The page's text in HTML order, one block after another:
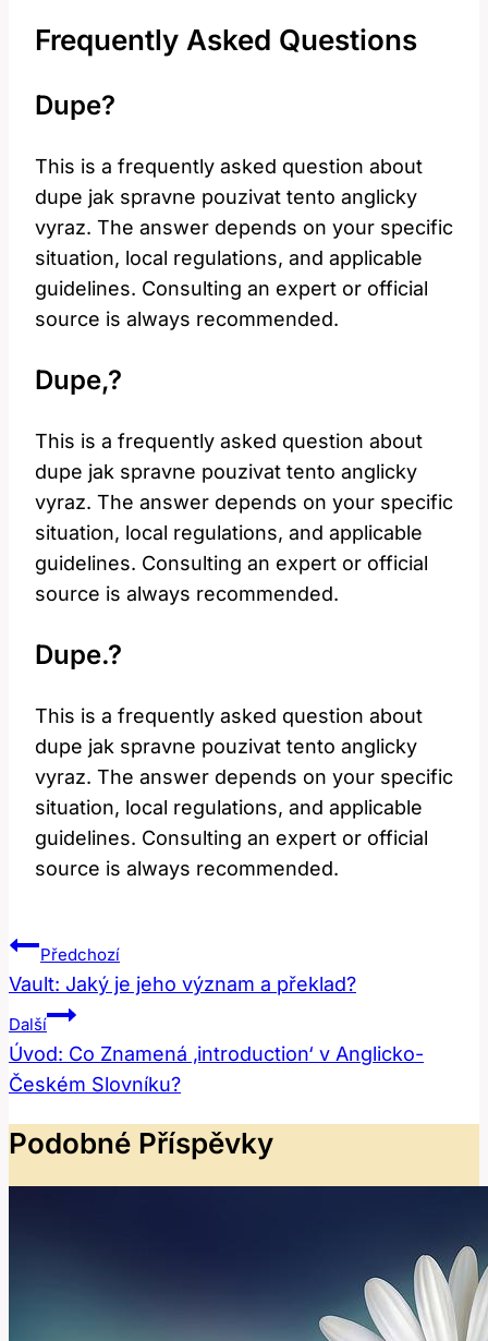
Frequently Asked Questions
Dupe?
This is a frequently asked question about
dupe jak spravne pouzivat tento anglicky
vyraz. The answer depends on your specific
situation, local regulations, and applicable
guidelines. Consulting an expert or official
source is always recommended.
Dupe,?
This is a frequently asked question about
dupe jak spravne pouzivat tento anglicky
vyraz. The answer depends on your specific
situation, local regulations, and applicable
guidelines. Consulting an expert or official
source is always recommended.
Dupe.?
This is a frequently asked question about
dupe jak spravne pouzivat tento anglicky
vyraz. The answer depends on your specific
situation, local regulations, and applicable
guidelines. Consulting an expert or official
source is always recommended.
Navigace
Pro
Příspěvek
Předchozí
Vault: Jaký je jeho význam a překlad?
Další
Úvod: Co Znamená ‚introduction‘ v Anglicko-
Českém Slovníku?
Podobné Příspěvky